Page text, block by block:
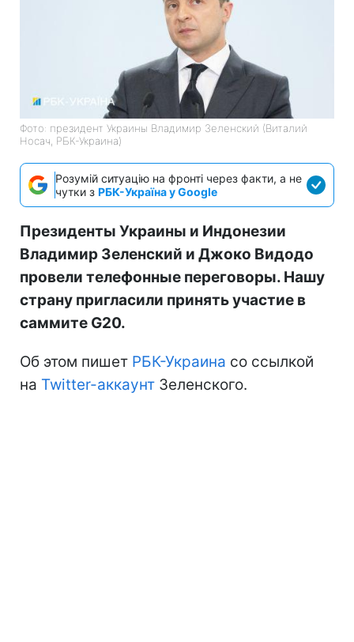
Фото: президент Украины Владимир Зеленский (Виталий
Носач, РБК-Украина)
Розумій ситуацію на фронті через факти, а не
чутки з РБК-Україна у Google
Президенты Украины и Индонезии
Владимир Зеленский и Джоко Видодо
провели телефонные переговоры. Нашу
страну пригласили принять участие в
саммите G20.
Об этом пишет РБК-Украина со ссылкой
на Twitter-аккаунт Зеленского.